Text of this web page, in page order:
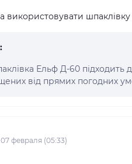
шпаклівку
Ельф Д-60 підходить
від прямих погодних
07 февраля (05:33)